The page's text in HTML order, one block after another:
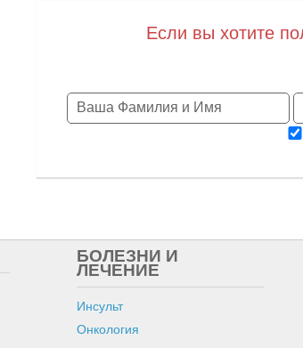
Если вы хотите
БОЛЕЗНИ И
ЛЕЧЕНИЕ
Инсульт
Онкология